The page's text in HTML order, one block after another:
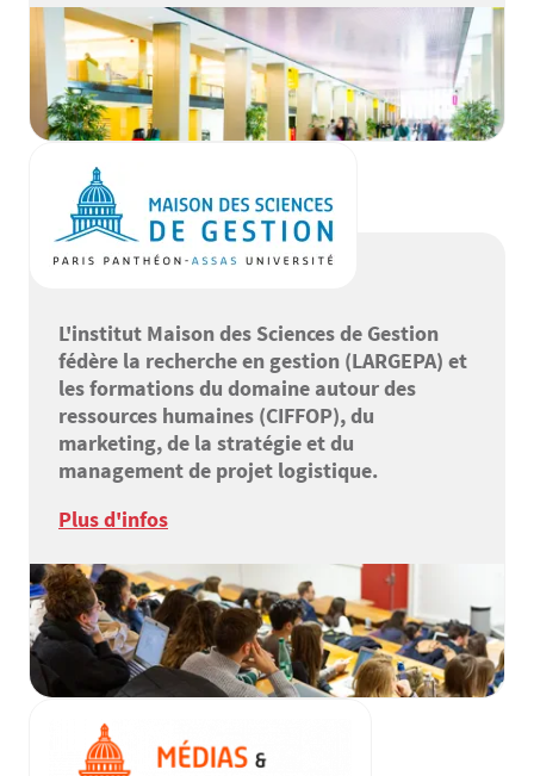
L'institut Maison des Sciences de Gestion
fédère la recherche en gestion (LARGEPA) et
les formations du domaine autour des
ressources humaines (CIFFOP), du
marketing, de la stratégie et du
management de projet logistique.
Plus d'infos